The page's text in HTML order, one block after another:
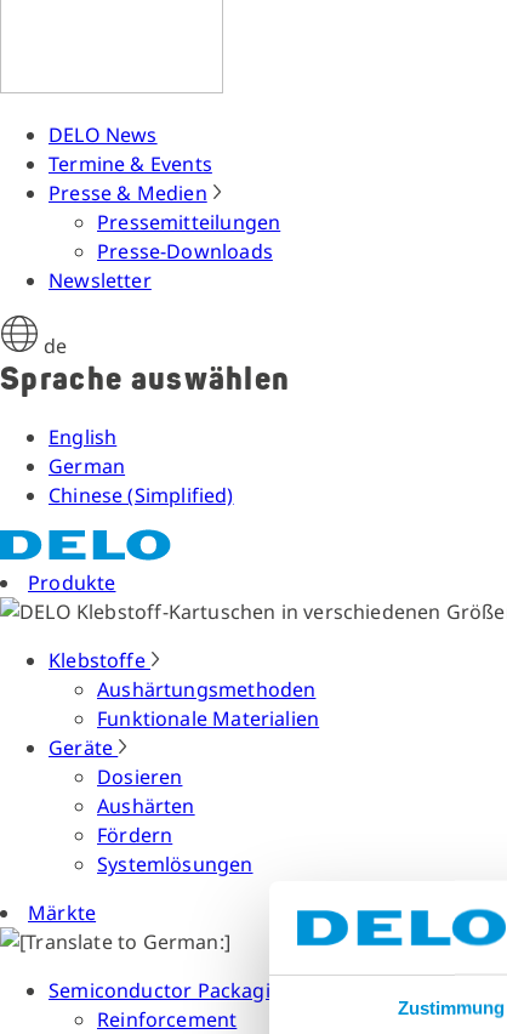
Zustimmung
DELO News
Termine & Events
Presse & Medien
Pressemitteilungen
Presse-Downloads
Newsletter
de
Sprache auswählen
English
German
Chinese (Simplified)
Produkte
Klebstoffe
Aushärtungsmethoden
Funktionale Materialien
Geräte
Dosieren
Aushärten
Fördern
Systemlösungen
Märkte
Semiconductor Packaging
Reinforcement